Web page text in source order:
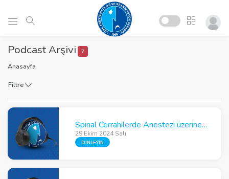
Podcast Arşivi 7
Anasayfa
Filtre
Spinal Cerrahilerde Anestezi üzerine Gözde İnan ile Söyleşi
29 Ekim 2024 Salı
DİNLEYİN